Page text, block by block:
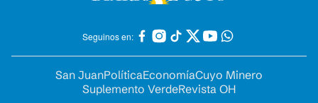
Seguinos en:
San JuanPolíticaEconomíaCuyo Minero
Suplemento VerdeRevista OH